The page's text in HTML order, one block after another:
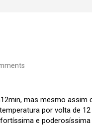
mas mesmo
por volta de
e poderosíssima